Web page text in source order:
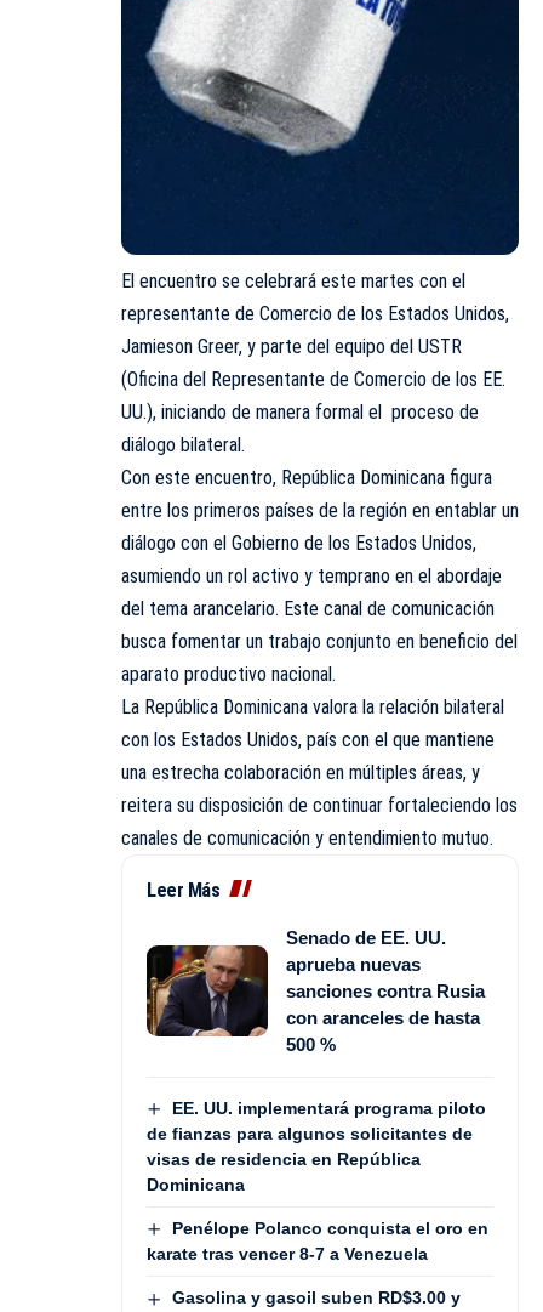
El encuentro se celebrará este martes con el
representante de Comercio de los Estados Unidos,
Jamieson Greer, y parte del equipo del USTR
(Oficina del Representante de Comercio de los EE.
UU.), iniciando de manera formal el proceso de
diálogo bilateral.
Con este encuentro, República Dominicana figura
entre los primeros países de la región en entablar un
diálogo con el Gobierno de los Estados Unidos,
asumiendo un rol activo y temprano en el abordaje
del tema arancelario. Este canal de comunicación
busca fomentar un trabajo conjunto en beneficio del
aparato productivo nacional.
La República Dominicana valora la relación bilateral
con los Estados Unidos, país con el que mantiene
una estrecha colaboración en múltiples áreas, y
reitera su disposición de continuar fortaleciendo los
canales de comunicación y entendimiento mutuo.
Leer Más
Senado de EE. UU.
aprueba nuevas
sanciones contra Rusia
con aranceles de hasta
500 %
EE. UU. implementará programa piloto
de fianzas para algunos solicitantes de
visas de residencia en República
Dominicana
Penélope Polanco conquista el oro en
karate tras vencer 8-7 a Venezuela
Gasolina y gasoil suben RD$3.00 y